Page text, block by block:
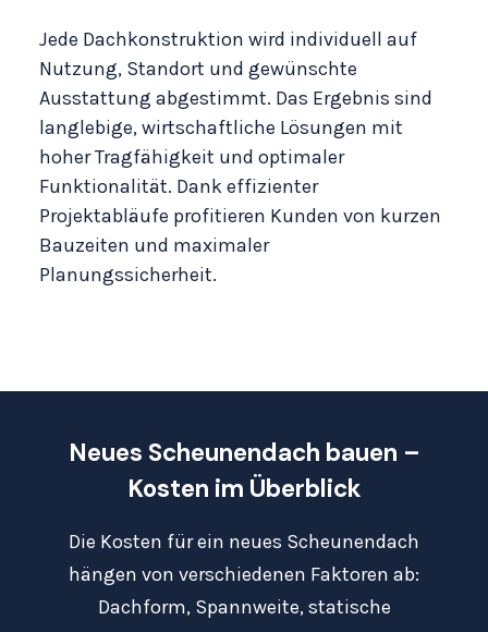
Jede Dachkonstruktion wird individuell auf
Nutzung, Standort und gewünschte
Ausstattung abgestimmt. Das Ergebnis sind
langlebige, wirtschaftliche Lösungen mit
hoher Tragfähigkeit und optimaler
Funktionalität. Dank effizienter
Projektabläufe profitieren Kunden von kurzen
Bauzeiten und maximaler
Planungssicherheit.
Neues Scheunendach bauen –
Kosten im Überblick
Die Kosten für ein neues Scheunendach
hängen von verschiedenen Faktoren ab:
Dachform, Spannweite, statische